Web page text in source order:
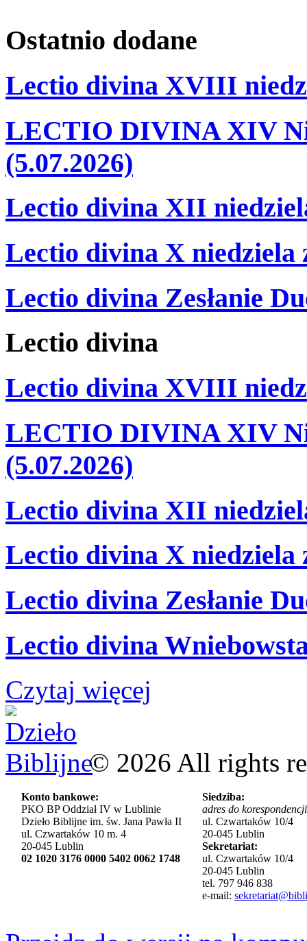
Ostatnio dodane
Lectio divina XVIII
LECTIO DIVINA XIV
(5.07.2026)
Lectio divina XII
Lectio divina X niedziela
Lectio divina Zesłanie
Lectio divina
Lectio divina XVIII
LECTIO DIVINA XIV
(5.07.2026)
Lectio divina XII
Lectio divina X niedziela
Lectio divina Zesłanie
Lectio divina
Czytaj więcej
© 2026 All rights
Konto bankowe:
PKO BP Oddział IV w Lublinie
Dzieło Biblijne im. św. Jana Pawła II
ul. Czwartaków 10 m. 4
20-045 Lublin
02 1020 3176 0000 5402 0062 1748
Siedziba:
adres do
ul. Czwartaków 10/4
20-045 Lublin
Sekretariat:
ul. Czwartaków 10/4
20-045 Lublin
tel. 797 946 838
e-mail: